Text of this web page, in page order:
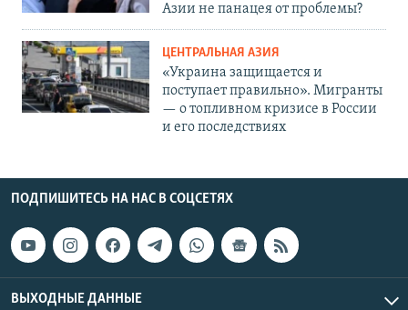
Азии не панацея от проблемы?
ЦЕНТРАЛЬНАЯ АЗИЯ
«Украина защищается и
поступает правильно». Мигранты
— о топливном кризисе в России
и его последствиях
ПОДПИШИТЕСЬ НА НАС В СОЦСЕТЯХ
ВЫХОДНЫЕ ДАННЫЕ